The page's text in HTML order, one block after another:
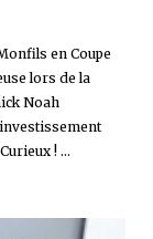
en Coupe
lors de la
Noah
! ...